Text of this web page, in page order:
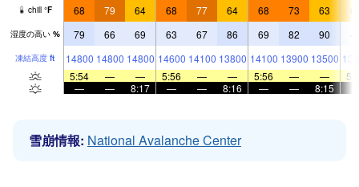
chill °F 68 79 64 68 77 64 68 73 63
湿度の高い % 79 66 69 63 67 86 69 82 90
凍結高度 ft 14800 14800 14800 14600 14100 13800 14100 13900 13500
5:54
— — 5:56 — — 5:56 — —
—
— 8:17 — — 8:16 — — 8:15
雪崩情報: National Avalanche Center